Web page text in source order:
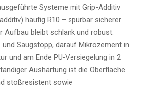
Systeme mit Grip-Additiv
häufig R10 – spürbar sicherer
Aufbau bleibt schlank und robust:
Saugstopp, darauf Mikrozement in
und am Ende PU‑Versiegelung in 2
Aushärtung ist die Oberfläche
stoßresistent sowie